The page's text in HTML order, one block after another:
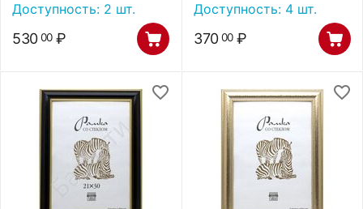
Доступность: 2 шт.
530 00 ₽
Доступность: 4 шт.
370 00 ₽